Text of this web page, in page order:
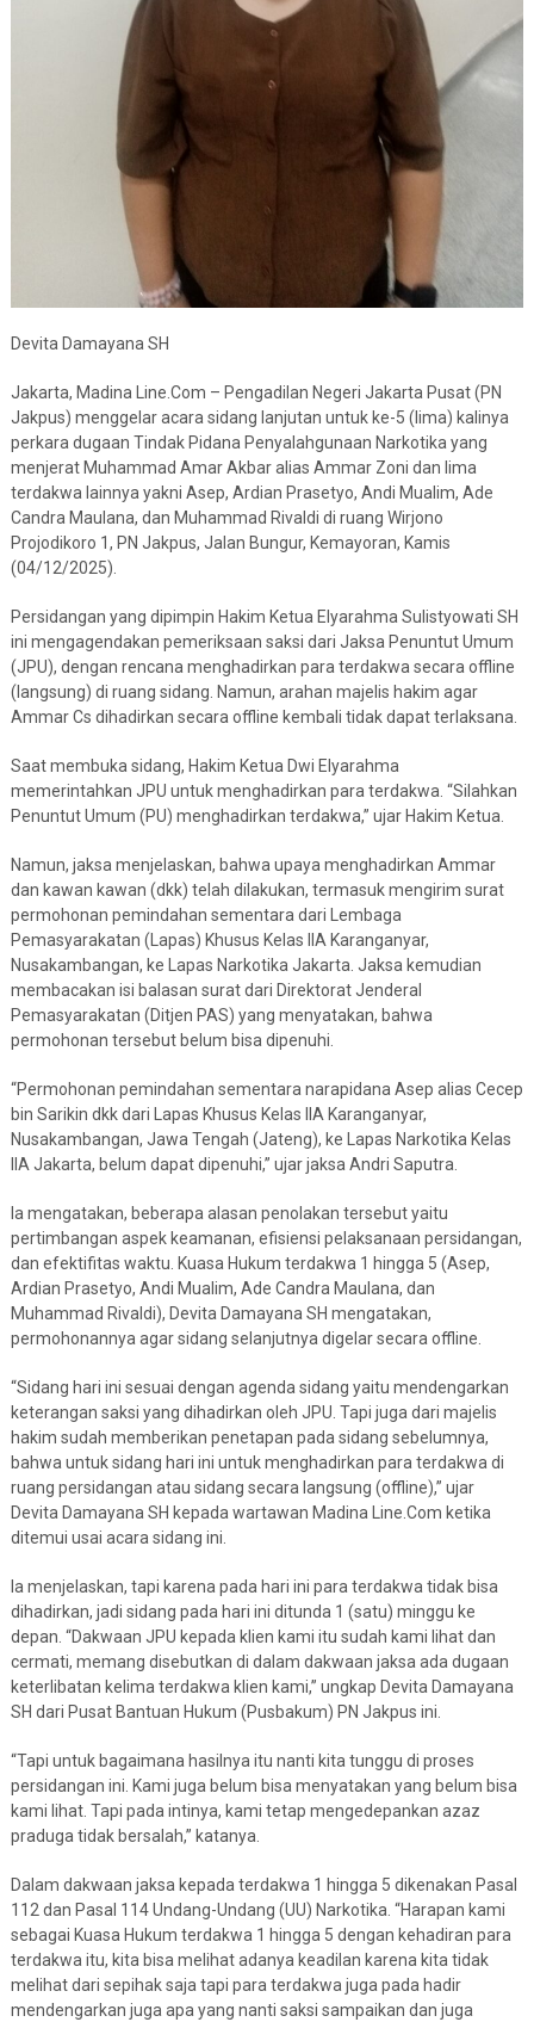
Devita Damayana SH
Jakarta, Madina Line.Com – Pengadilan Negeri Jakarta Pusat (PN
Jakpus) menggelar acara sidang lanjutan untuk ke-5 (lima) kalinya
perkara dugaan Tindak Pidana Penyalahgunaan Narkotika yang
menjerat Muhammad Amar Akbar alias Ammar Zoni dan lima
terdakwa lainnya yakni Asep, Ardian Prasetyo, Andi Mualim, Ade
Candra Maulana, dan Muhammad Rivaldi di ruang Wirjono
Projodikoro 1, PN Jakpus, Jalan Bungur, Kemayoran, Kamis
(04/12/2025).
Persidangan yang dipimpin Hakim Ketua Elyarahma Sulistyowati SH
ini mengagendakan pemeriksaan saksi dari Jaksa Penuntut Umum
(JPU), dengan rencana menghadirkan para terdakwa secara offline
(langsung) di ruang sidang. Namun, arahan majelis hakim agar
Ammar Cs dihadirkan secara offline kembali tidak dapat terlaksana.
Saat membuka sidang, Hakim Ketua Dwi Elyarahma
memerintahkan JPU untuk menghadirkan para terdakwa. “Silahkan
Penuntut Umum (PU) menghadirkan terdakwa,” ujar Hakim Ketua.
Namun, jaksa menjelaskan, bahwa upaya menghadirkan Ammar
dan kawan kawan (dkk) telah dilakukan, termasuk mengirim surat
permohonan pemindahan sementara dari Lembaga
Pemasyarakatan (Lapas) Khusus Kelas IIA Karanganyar,
Nusakambangan, ke Lapas Narkotika Jakarta. Jaksa kemudian
membacakan isi balasan surat dari Direktorat Jenderal
Pemasyarakatan (Ditjen PAS) yang menyatakan, bahwa
permohonan tersebut belum bisa dipenuhi.
“Permohonan pemindahan sementara narapidana Asep alias Cecep
bin Sarikin dkk dari Lapas Khusus Kelas IIA Karanganyar,
Nusakambangan, Jawa Tengah (Jateng), ke Lapas Narkotika Kelas
IIA Jakarta, belum dapat dipenuhi,” ujar jaksa Andri Saputra.
Ia mengatakan, beberapa alasan penolakan tersebut yaitu
pertimbangan aspek keamanan, efisiensi pelaksanaan persidangan,
dan efektifitas waktu. Kuasa Hukum terdakwa 1 hingga 5 (Asep,
Ardian Prasetyo, Andi Mualim, Ade Candra Maulana, dan
Muhammad Rivaldi), Devita Damayana SH mengatakan,
permohonannya agar sidang selanjutnya digelar secara offline.
“Sidang hari ini sesuai dengan agenda sidang yaitu mendengarkan
keterangan saksi yang dihadirkan oleh JPU. Tapi juga dari majelis
hakim sudah memberikan penetapan pada sidang sebelumnya,
bahwa untuk sidang hari ini untuk menghadirkan para terdakwa di
ruang persidangan atau sidang secara langsung (offline),” ujar
Devita Damayana SH kepada wartawan Madina Line.Com ketika
ditemui usai acara sidang ini.
Ia menjelaskan, tapi karena pada hari ini para terdakwa tidak bisa
dihadirkan, jadi sidang pada hari ini ditunda 1 (satu) minggu ke
depan. “Dakwaan JPU kepada klien kami itu sudah kami lihat dan
cermati, memang disebutkan di dalam dakwaan jaksa ada dugaan
keterlibatan kelima terdakwa klien kami,” ungkap Devita Damayana
SH dari Pusat Bantuan Hukum (Pusbakum) PN Jakpus ini.
“Tapi untuk bagaimana hasilnya itu nanti kita tunggu di proses
persidangan ini. Kami juga belum bisa menyatakan yang belum bisa
kami lihat. Tapi pada intinya, kami tetap mengedepankan azaz
praduga tidak bersalah,” katanya.
Dalam dakwaan jaksa kepada terdakwa 1 hingga 5 dikenakan Pasal
112 dan Pasal 114 Undang-Undang (UU) Narkotika. “Harapan kami
sebagai Kuasa Hukum terdakwa 1 hingga 5 dengan kehadiran para
terdakwa itu, kita bisa melihat adanya keadilan karena kita tidak
melihat dari sepihak saja tapi para terdakwa juga pada hadir
mendengarkan juga apa yang nanti saksi sampaikan dan juga